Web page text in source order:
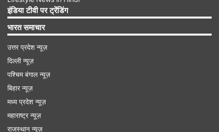
एसआईपी खाते वित्त वर्ष 2024 में 4.28 करोड़ की तुलना में
बढ़कर 6.80 करोड़ हो गए।
इंडिया टीवी पर ट्रेंडिंग
भारत समाचार
उत्तर प्रदेश न्यूज़
दिल्ली न्यूज़
पश्चिम बंगाल न्यूज़
बिहार न्यूज़
मध्य प्रदेश न्यूज़
महाराष्ट्र न्यूज़
राजस्थान न्यूज़